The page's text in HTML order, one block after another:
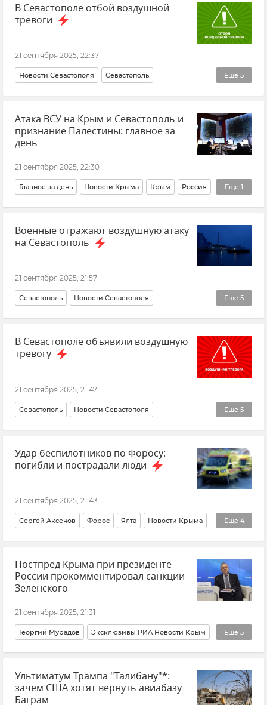
ВСУ (Вооруженные силы Украины)
Атаки ВСУ на Крым
Безопасность Республики Крым и Севастополя
Новости СВО Срочные новости Крыма
В Севастополе отбой воздушной
тревоги
21 сентября 2025, 22:37
Еще 5
Новости Севастополя Севастополь
Срочные новости Крыма Крым
Михаил Развожаев
Безопасность Республики Крым и Севастополя
Воздушная тревога в Севастополе
Атака ВСУ на Крым и Севастополь и
признание Палестины: главное за
день
21 сентября 2025, 22:30
Еще 1
Главное за день Новости Крыма Крым Россия
Новости
Военные отражают воздушную атаку
на Севастополь
21 сентября 2025, 21:57
Еще 5
Севастополь Новости Севастополя
Происшествия Михаил Развожаев
Вооруженные силы России Черное море ПВО
В Севастополе объявили воздушную
тревогу
21 сентября 2025, 21:47
Еще 5
Севастополь Новости Севастополя
Срочные новости Крыма Михаил Развожаев
Крым
Безопасность Республики Крым и Севастополя
Воздушная тревога в Севастополе
Удар беспилотников по Форосу:
погибли и пострадали люди
21 сентября 2025, 21:43
Еще 4
Сергей Аксенов Форос Ялта Новости Крыма
Происшествия Беспилотник (БПЛА, дрон)
Срочные новости Крыма Атака БПЛА на Форос
Постпред Крыма при президенте
России прокомментировал санкции
Зеленского
21 сентября 2025, 21:31
Еще 5
Георгий Мурадов Эксклюзивы РИА Новости Крым
Мнения Крым Санкции Крым под санкциями
Владимир Зеленский
Ультиматум Трампа "Талибану"*:
зачем США хотят вернуть авиабазу
Баграм